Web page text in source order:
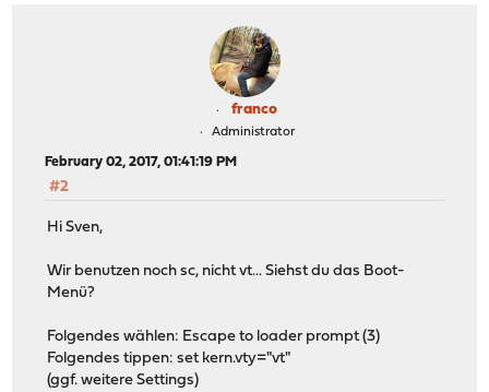
franco
Administrator
February 02, 2017, 01:41:19 PM
#2
Hi Sven,
Wir benutzen noch sc, nicht vt... Siehst du das Boot-
Menü?
Folgendes wählen: Escape to loader prompt (3)
Folgendes tippen: set kern.vty="vt"
(ggf. weitere Settings)